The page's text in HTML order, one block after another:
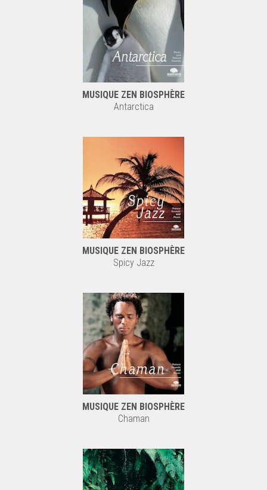
MUSIQUE ZEN BIOSPHÈRE
Antarctica
MUSIQUE ZEN BIOSPHÈRE
Spicy Jazz
MUSIQUE ZEN BIOSPHÈRE
Chaman